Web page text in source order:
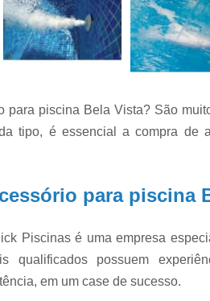
de
de
para
Cloro para
Cloro para
Cloro
Conserto
Conserto de
Aquecedor
para piscina Bela Vista? São
tipo, é essencial a compra de
para piscina
Piscinas é uma empresa
qualificados possuem
em um case de sucesso.